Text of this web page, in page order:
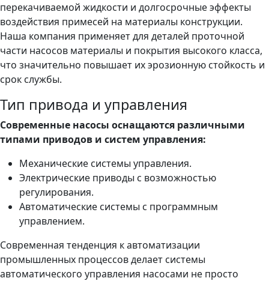
перекачиваемой жидкости и долгосрочные эффекты
воздействия примесей на материалы конструкции.
Наша компания применяет для деталей проточной
части насосов материалы и покрытия высокого класса,
что значительно повышает их эрозионную стойкость и
срок службы.
Тип привода и управления
Современные насосы оснащаются различными
типами приводов и систем управления:
Механические системы управления.
Электрические приводы с возможностью
регулирования.
Автоматические системы с программным
управлением.
Современная тенденция к автоматизации
промышленных процессов делает системы
автоматического управления насосами не просто